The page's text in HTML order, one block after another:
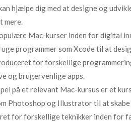
hjælpe dig med at designe og
mere.
Mac-kurser inden for digital
programmer som Xcode til at
for forskellige
og brugervenlige apps.
på et relevant Mac-kursus er et
Photoshop og Illustrator til at
for forskellige teknikker inden for